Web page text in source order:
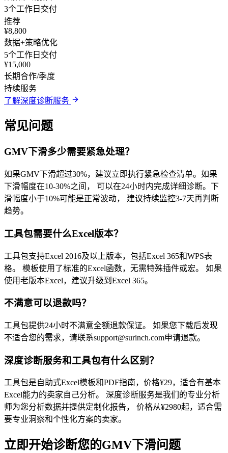
3个工作日交付
推荐
¥8,800
数据+策略优化
5个工作日交付
¥15,000
长期合作/季度
持续服务
了解深度诊断服务
常见问题
GMV下滑多少需要紧急处理？
如果GMV下滑超过30%，建议立即执行紧急检查清单。如果
下滑幅度在10-30%之间， 可以在24小时内完成详细诊断。下
滑幅度小于10%可能是正常波动， 建议持续监控3-7天再判断
趋势。
工具包需要什么Excel版本？
工具包支持Excel 2016及以上版本，包括Excel 365和WPS表
格。 模板使用了标准的Excel函数，无需特殊插件或宏。 如果
使用老版本Excel，建议升级到Excel 365。
不满意可以退款吗？
工具包提供24小时不满意全额退款保证。 如果您下载后发现
不适合您的需求，请联系support@surinch.com申请退款。
深度诊断服务和工具包有什么区别？
工具包是自助式Excel模板和PDF指南，价格¥29，适合有基本
Excel能力的卖家自己分析。 深度诊断服务是我们的专业分析
师为您分析数据并提供定制化报告， 价格从¥2980起，适合需
要专业洞察和个性化方案的卖家。
立即开始诊断您的GMV下滑问题